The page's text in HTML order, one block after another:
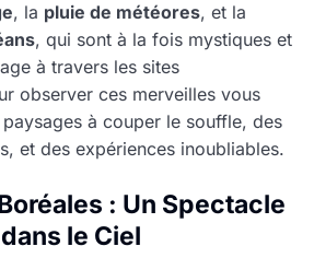
, la pluie de météores, et la
, qui sont à la fois mystiques et
à travers les sites
observer ces merveilles vous
à couper le souffle, des
et des expériences inoubliables.
: Un Spectacle
le Ciel